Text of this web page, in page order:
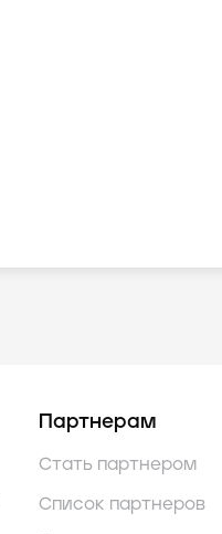
Партнерам
Стать партнером
Список партнеров